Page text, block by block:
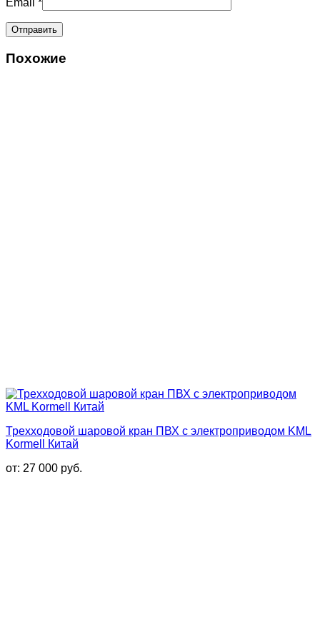
Email *
Похожие
Трехходовой шаровой кран ПВХ с электроприводом KML
Kormell Китай
от: 27 000 руб.